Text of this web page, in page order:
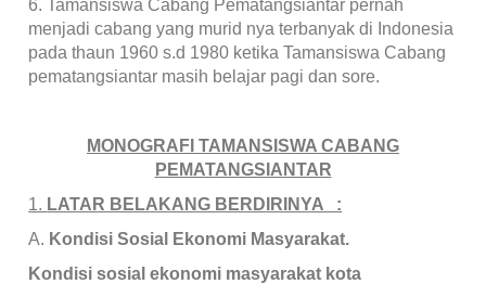
6.Tamansiswa Cabang Pematangsiantar pernah
menjadi cabang yang murid nya terbanyak di Indonesia
pada thaun 1960 s.d 1980 ketika Tamansiswa Cabang
pematangsiantar masih belajar pagi dan sore.
MONOGRAFI TAMANSISWA CABANG
PEMATANGSIANTAR
1. LATAR BELAKANG BERDIRINYA :
A. Kondisi Sosial Ekonomi Masyarakat.
Kondisi sosial ekonomi masyarakat kota